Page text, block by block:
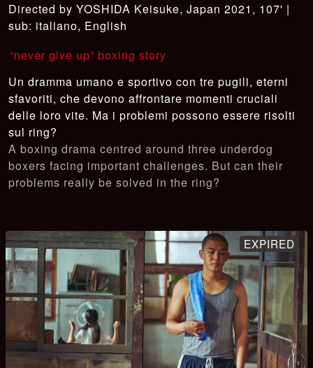
YOSHIDA Keisuke, Japan 2021, 107' |
sub: italiano, English
“never give up” boxing story
Un dramma umano e sportivo con tre pugili, eterni
sfavoriti, che devono affrontare momenti cruciali
delle loro vite. Ma i problemi possono essere risolti
sul ring?
A boxing drama centred around three underdog
boxers facing important challenges. But can their
problems really be solved in the ring?